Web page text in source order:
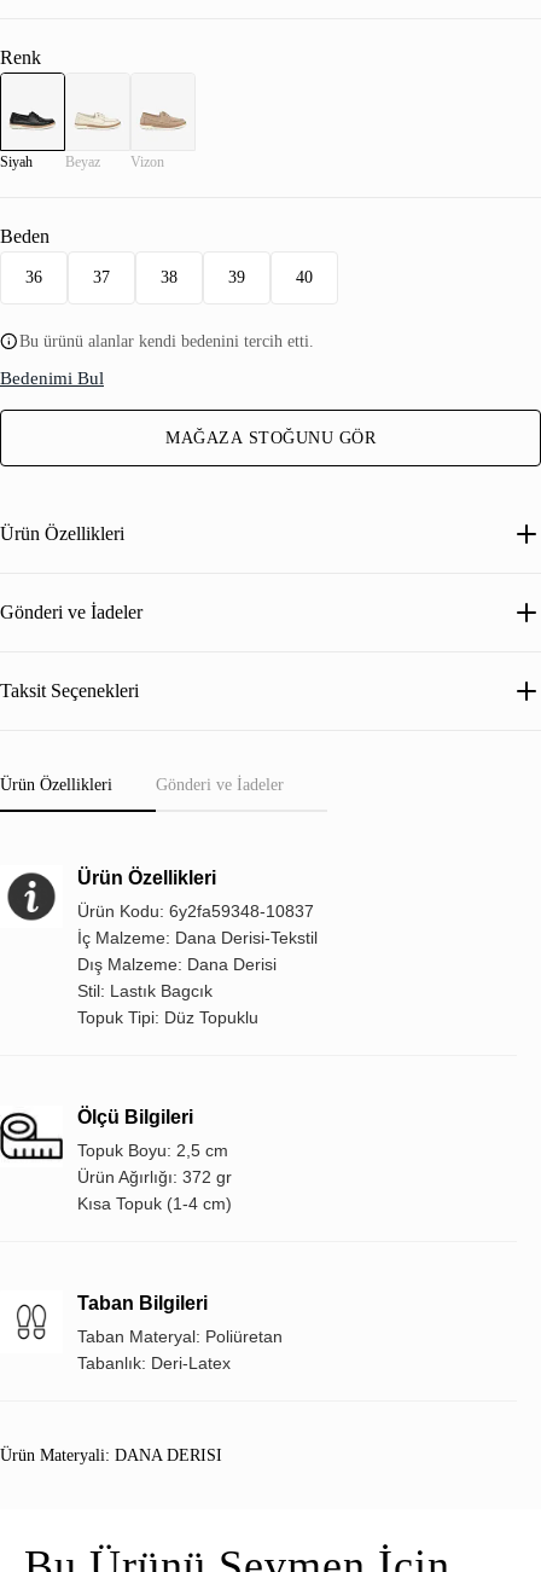
Renk
Siyah Beyaz Vizon
Beden
36 37 38 39 40
Bu ürünü alanlar kendi bedenini tercih etti.
Bedenimi Bul
MAĞAZA STOĞUNU GÖR
Ürün Özellikleri
Gönderi ve İadeler
Taksit Seçenekleri
Ürün Özellikleri Gönderi ve İadeler
Ürün Özellikleri
Ürün Kodu: 6y2fa59348-10837
İç Malzeme: Dana Derisi-Tekstil
Dış Malzeme: Dana Derisi
Stil: Lastık Bagcık
Topuk Tipi: Düz Topuklu
Ölçü Bilgileri
Topuk Boyu: 2,5 cm
Ürün Ağırlığı: 372 gr
Kısa Topuk (1-4 cm)
Taban Bilgileri
Taban Materyal: Poliüretan
Tabanlık: Deri-Latex
Ürün Materyali: DANA DERISI